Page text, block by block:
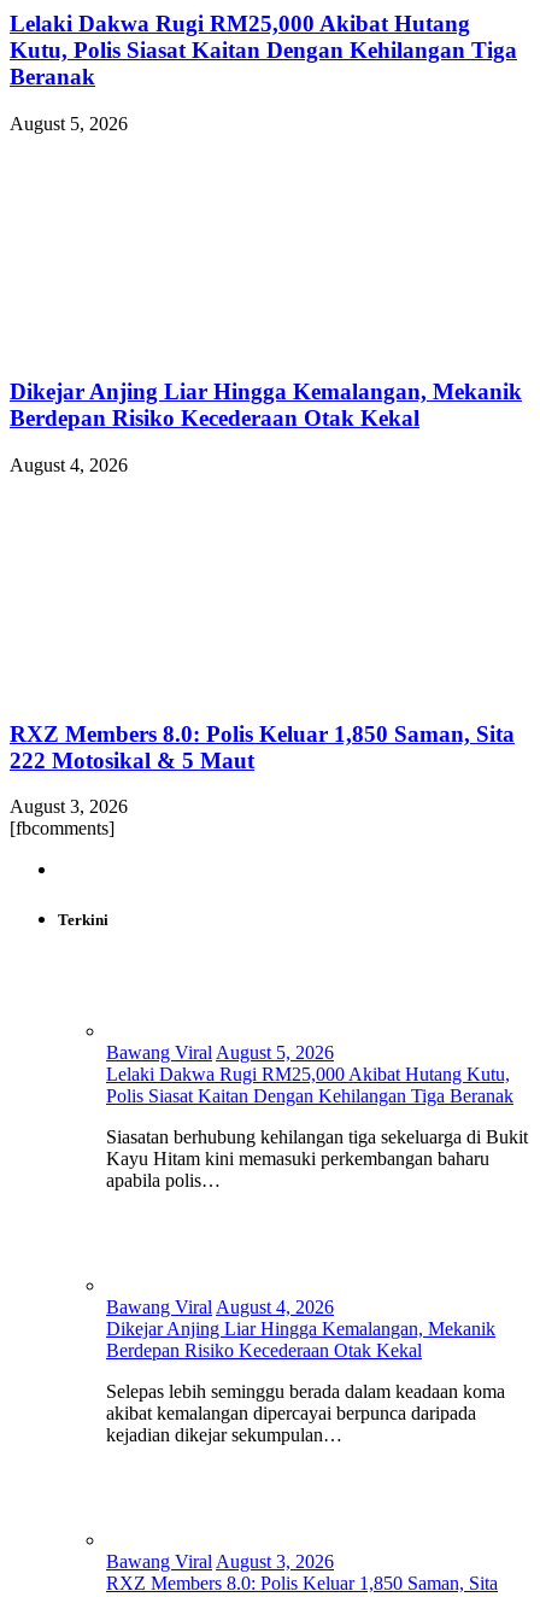
Lelaki Dakwa Rugi RM25,000 Akibat Hutang
Kutu, Polis Siasat Kaitan Dengan Kehilangan Tiga
Beranak
August 5, 2026
Dikejar Anjing Liar Hingga Kemalangan, Mekanik
Berdepan Risiko Kecederaan Otak Kekal
August 4, 2026
RXZ Members 8.0: Polis Keluar 1,850 Saman, Sita
222 Motosikal & 5 Maut
August 3, 2026
[fbcomments]
Terkini
Bawang Viral August 5, 2026
Lelaki Dakwa Rugi RM25,000 Akibat Hutang Kutu,
Polis Siasat Kaitan Dengan Kehilangan Tiga Beranak
Siasatan berhubung kehilangan tiga sekeluarga di Bukit
Kayu Hitam kini memasuki perkembangan baharu
apabila polis…
Bawang Viral August 4, 2026
Dikejar Anjing Liar Hingga Kemalangan, Mekanik
Berdepan Risiko Kecederaan Otak Kekal
Selepas lebih seminggu berada dalam keadaan koma
akibat kemalangan dipercayai berpunca daripada
kejadian dikejar sekumpulan…
Bawang Viral August 3, 2026
RXZ Members 8.0: Polis Keluar 1,850 Saman, Sita